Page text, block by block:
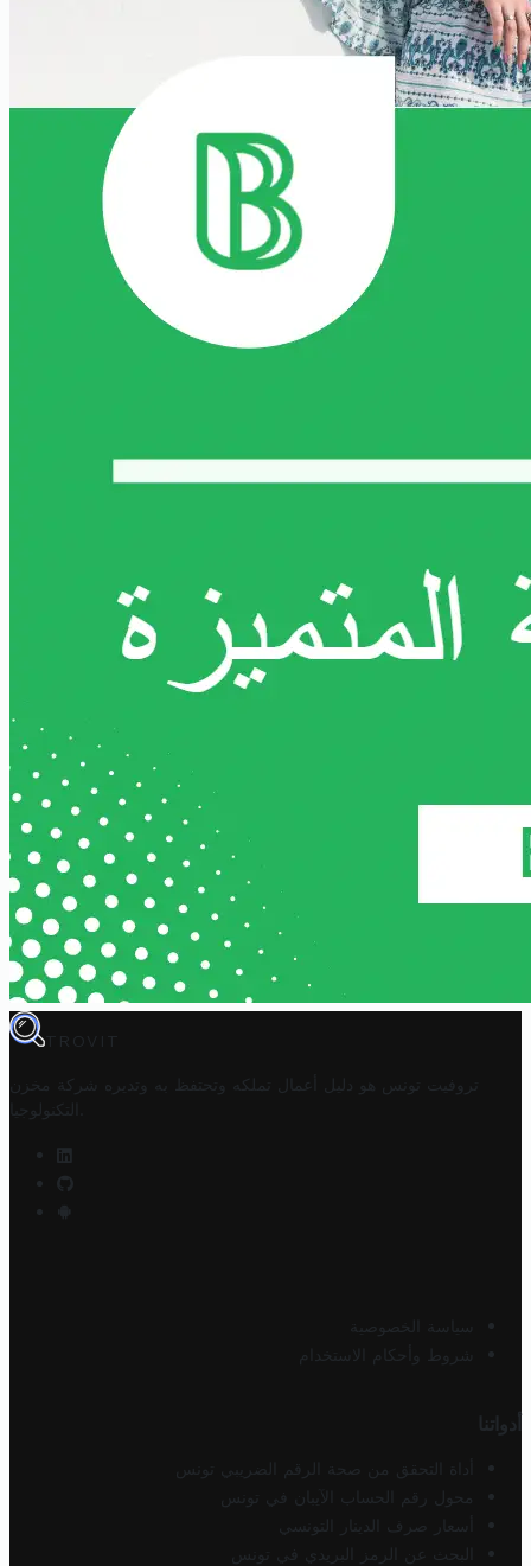
TROVIT
تروفيت تونس هو دليل أعمال تملكه وتحتفظ به وتديره
شركة مخزن
التكنولوجيا
سياسة الخصوصية
شروط وأحكام الاستخدام
أدواتنا
أداة التحقق من صحة الرقم الضريبي تونس
محول رقم الحساب الآيبان في تونس
أسعار صرف الدينار التونسي
البحث عن الرمز البريدي في تونس